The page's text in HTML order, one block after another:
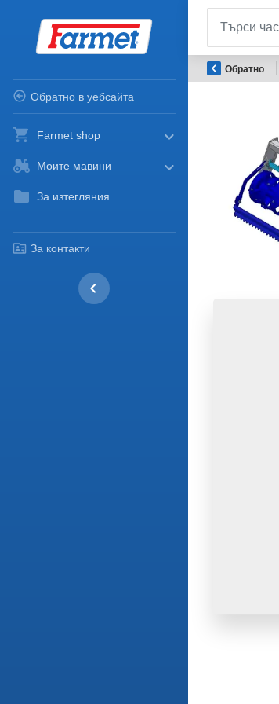
Обратно в уебсайта
Farmet shop
Моите мавини
За изтегляния
За контакти
Обратно